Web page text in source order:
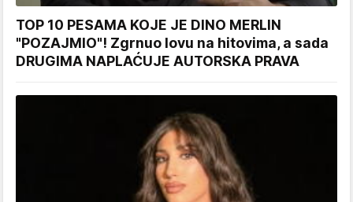
TOP 10 PESAMA KOJE JE DINO MERLIN
"POZAJMIO"! Zgrnuo lovu na hitovima, a sada
DRUGIMA NAPLAĆUJE AUTORSKA PRAVA